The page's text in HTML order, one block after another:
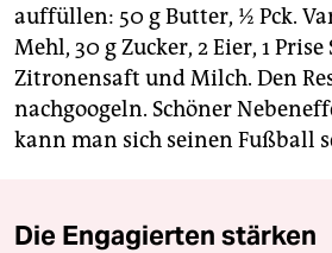
auffüllen: 50 g Butter, ½ Pck.
Mehl, 30 g Zucker, 2 Eier, 1
Zitronensaft und Milch. Den
nachgoogeln. Schöner
kann man sich seinen Fußball
Die Engagierten stärken